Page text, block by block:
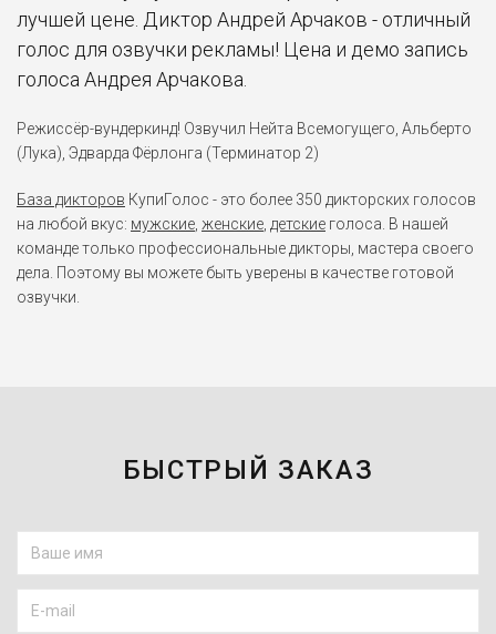
лучшей цене. Диктор Андрей Арчаков - отличный
голос для озвучки рекламы! Цена и демо запись
голоса Андрея Арчакова.
Режиссёр-вундеркинд! Озвучил Нейта Всемогущего, Альберто
(Лука), Эдварда Фёрлонга (Терминатор 2)
База дикторов КупиГолос - это более 350 дикторских голосов
на любой вкус: мужские женские детские голоса. В нашей
команде только профессиональные дикторы, мастера своего
дела. Поэтому вы можете быть уверены в качестве готовой
озвучки.
БЫСТРЫЙ ЗАКАЗ